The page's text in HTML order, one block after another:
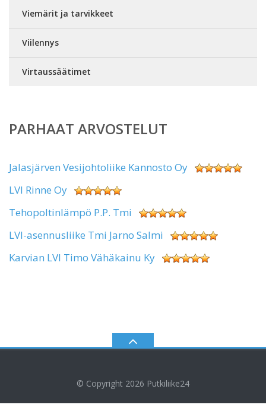
Viemärit ja tarvikkeet
Viilennys
Virtaussäätimet
PARHAAT ARVOSTELUT
Jalasjärven Vesijohtoliike Kannosto Oy
LVI Rinne Oy
Tehopoltinlämpö P.P. Tmi
LVI-asennusliike Tmi Jarno Salmi
Karvian LVI Timo Vähäkainu Ky
© Copyright 2026 Putkiliike24